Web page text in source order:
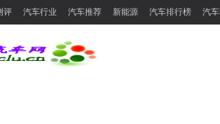
评 汽车行业 汽车推荐 新能源 汽车排行榜 汽